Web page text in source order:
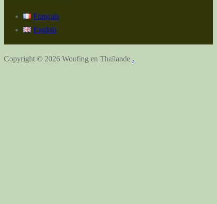
Français
English
Copyright © 2026 Woofing en Thaïlande .